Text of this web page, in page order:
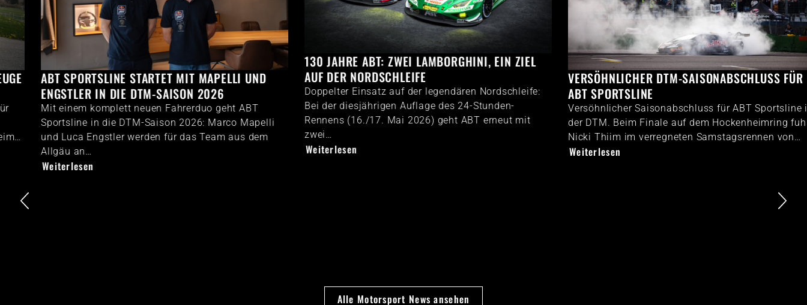
ABT SPORTSLINE STARTET MIT MAPELLI UND
ENGSTLER IN DIE DTM-SAISON 2026
Mit einem komplett neuen Fahrerduo geht ABT
Sportsline in die DTM-Saison 2026: Marco Mapelli
und Luca Engstler werden für das Team aus dem
Allgäu an…
Weiterlesen
130 JAHRE ABT: ZWEI LAMBORGHINI, EIN ZIEL
AUF DER NORDSCHLEIFE
Doppelter Einsatz auf der legendären Nordschleife:
Bei der diesjährigen Auflage des 24-Stunden-
Rennens (16./17. Mai 2026) geht ABT erneut mit
zwei…
Weiterlesen
VERSÖHNLICHER DTM-SAISONABSCHLUSS FÜR
ABT SPORTSLINE
Versöhnlicher Saisonabschluss für ABT Sportsline in
der DTM. Beim Finale auf dem Hockenheimring fuhr
Nicki Thiim im verregneten Samstagsrennen von…
Weiterlesen
Alle Motorsport News ansehen